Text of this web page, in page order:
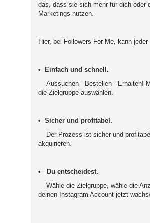
das, dass sie sich mehr für dich oder
Marketings nutzen.
Hier, bei Followers For Me, kann
• Einfach und schnell.
Aussuchen - Bestellen - Erhalten!
die Zielgruppe auswählen.
• Sicher und profitabel.
Der Prozess ist sicher und
akquirieren.
•
Du entscheidest.
Wähle die Zielgruppe, wähle die
deinen Instagram Account jetzt